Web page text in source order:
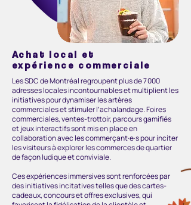
Achat local et
expérience commerciale
Les SDC de Montréal regroupent plus de 7 000
adresses locales incontournables et multiplient les
initiatives pour dynamiser les artères
commerciales et stimuler l’achalandage. Foires
commerciales, ventes-trottoir, parcours gamifiés
et jeux interactifs sont mis en place en
collaboration avec les commerçant·e·s pour inciter
les visiteurs à explorer les commerces de quartier
de façon ludique et conviviale.
Ces expériences immersives sont renforcées par
des initiatives incitatives telles que des cartes-
cadeaux, concours et offres exclusives, qui